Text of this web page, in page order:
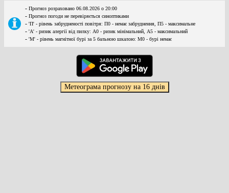
- Прогноз розраховано 06.08.2026 о 20:00
- Прогноз погоди не перевіряється синоптиками
- 'П' - рівень забрудненості повітря: П0 - немає забруднення, П5 - максимальне
- 'А' - ризик алергії від пилку: А0 - ризик мінімальний, А5 - максимальний
- 'М' - рівень магнітної бурі за 5 бальною шкалою: M0 - бурі немає